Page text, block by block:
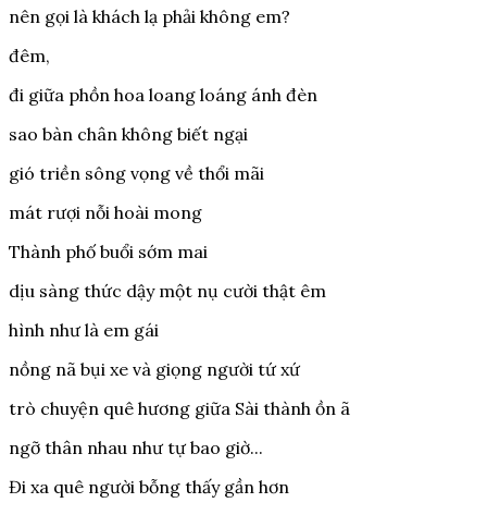
nên gọi là khách lạ phải không em?
đêm,
đi giữa phồn hoa loang loáng ánh đèn
sao bàn chân không biết ngại
gió triền sông vọng về thổi mãi
mát rượi nỗi hoài mong
Thành phố buổi sớm mai
dịu sàng thức dậy một nụ cười thật êm
hình như là em gái
nồng nã bụi xe và giọng người tứ xứ
trò chuyện quê hương giữa Sài thành ồn ã
ngỡ thân nhau như tự bao giờ...
Đi xa quê người bỗng thấy gần hơn